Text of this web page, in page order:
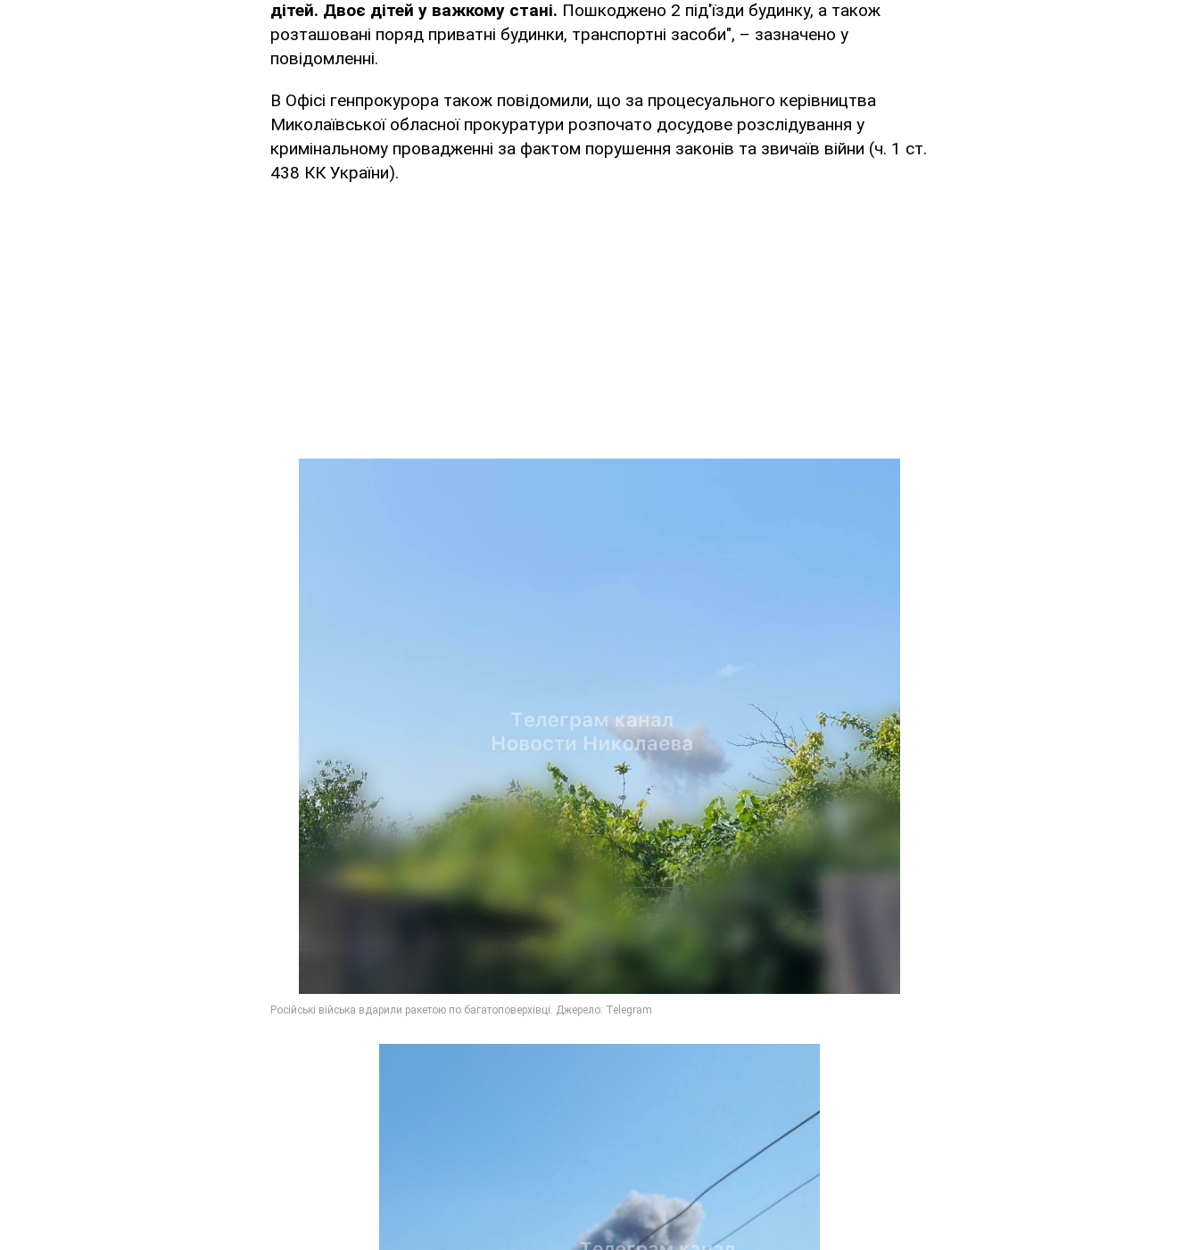
дітей. Двоє дітей у важкому стані. Пошкоджено 2 під'їзди будинку, а також
розташовані поряд приватні будинки, транспортні засоби", – зазначено у
повідомленні.
В Офісі генпрокурора також повідомили, що за процесуального керівництва
Миколаївської обласної прокуратури розпочато досудове розслідування у
кримінальному провадженні за фактом порушення законів та звичаїв війни (ч. 1 ст.
438 КК України).